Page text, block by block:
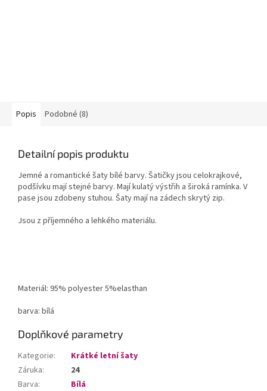
Popis Podobné (8)
Detailní popis produktu
Jemné a romantické šaty bílé barvy. Šatičky jsou celokrajkové,
podšívku mají stejné barvy. Mají kulatý výstřih a široká ramínka. V
pase jsou zdobeny stuhou. Šaty mají na zádech skrytý zip.
Jsou z příjemného a lehkého materiálu.
Materiál: 95% polyester 5%elasthan
barva: bílá
Doplňkové parametry
Kategorie:
Krátké letní šaty
Záruka:
24
Barva:
Bílá